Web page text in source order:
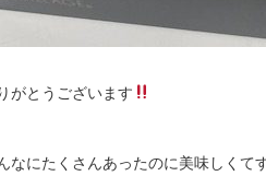
がとうございます
なにたくさんあったのに美味しくて